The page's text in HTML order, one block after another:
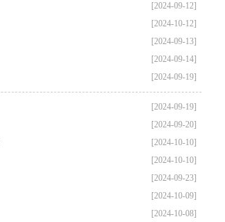
[2024-09-12]
[2024-10-12]
[2024-09-13]
[2024-09-14]
[2024-09-19]
[2024-09-19]
[2024-09-20]
[2024-10-10]
[2024-10-10]
[2024-09-23]
[2024-10-09]
[2024-10-08]